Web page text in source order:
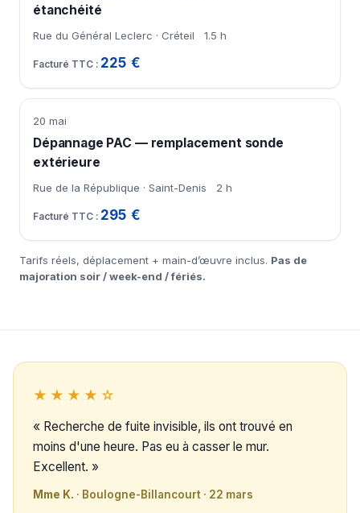
étanchéité
Rue du Général Leclerc · Créteil 1.5 h
225 €
20 mai
Dépannage PAC — remplacement sonde
extérieure
Rue de la République · Saint-Denis 2 h
295 €
Tarifs réels, déplacement + main-d’œuvre inclus. Pas de
majoration soir / week-end / fériés.
★★★★☆
« Recherche de fuite invisible, ils ont trouvé en
moins d'une heure. Pas eu à casser le mur.
Excellent. »
Mme K. · Boulogne-Billancourt · 22 mars